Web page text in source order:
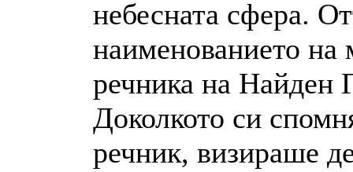
небесната сфера.
наименованието на
речника на Найден
Доколкото си
речник, визираше